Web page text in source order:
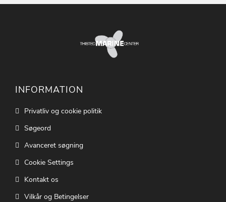
INFORMATION
Privatliv og cookie politik
Søgeord
Avanceret søgning
Cookie Settings
Kontakt os
Vilkår og Betingelser